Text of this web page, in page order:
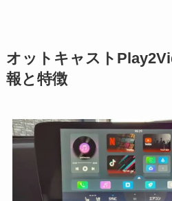
オットキャスト
報と特徴